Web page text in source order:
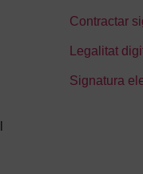
Contractar
Legalitat
Signatura